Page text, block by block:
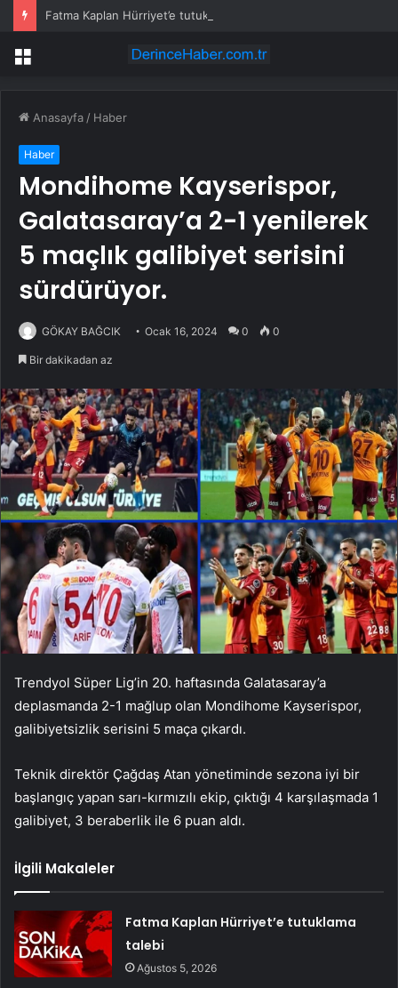
Fatma Kaplan Hürriyet’e tutuklama talebi
Menü
Anasayfa / Haber
Haber
Mondihome Kayserispor,
Galatasaray’a 2-1 yenilerek
5 maçlık galibiyet serisini
sürdürüyor.
GÖKAY BAĞCIK Ocak 16, 2024 0 0
Bir dakikadan az
Trendyol Süper Lig’in 20. haftasında Galatasaray’a
deplasmanda 2-1 mağlup olan Mondihome Kayserispor,
galibiyetsizlik serisini 5 maça çıkardı.
Teknik direktör Çağdaş Atan yönetiminde sezona iyi bir
başlangıç ​​yapan sarı-kırmızılı ekip, çıktığı 4 karşılaşmada 1
galibiyet, 3 beraberlik ile 6 puan aldı.
İlgili Makaleler
Fatma Kaplan Hürriyet’e tutuklama
talebi
Ağustos 5, 2026